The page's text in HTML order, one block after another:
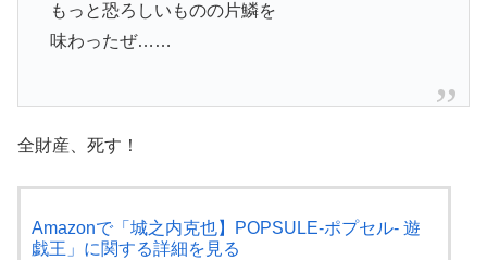
もっと恐ろしいものの片鱗を
味わったぜ……
全財産、死す！
Amazonで「城之内克也】POPSULE-ポプセル- 遊
戯王」に関する詳細を見る